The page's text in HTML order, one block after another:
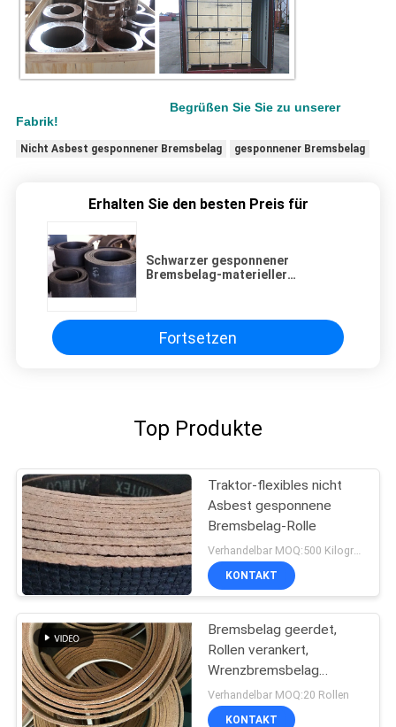
Begrüßen Sie Sie zu unserer
Fabrik!
Nicht Asbest gesponnener Bremsbelag gesponnener Bremsbelag
Erhalten Sie den besten Preis für
Schwarzer gesponnener
Bremsbelag-materieller
Fortsetzen
Top Produkte
Traktor-flexibles nicht
Asbest gesponnene
Bremsbelag-Rolle
KONTAKT
Bremsbelag geerdet,
Rollen verankert,
Wrenzbremsbelag
geschliffen,
Gewebebremsbelag
Verhandelbar MOQ:20 Rollen
KONTAKT